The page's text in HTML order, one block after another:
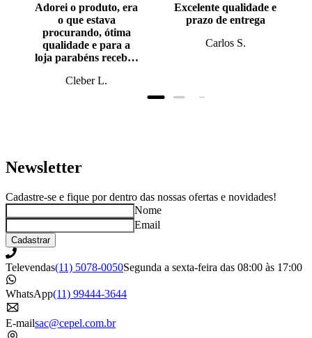
Adorei o produto, era
o que estava
procurando, ótima
qualidade e para a
loja parabéns recebi o
prazo, super bem
Cleber L.
Excelente qualidade e
prazo de entrega
Carlos S.
Newsletter
Cadastre-se e fique por dentro das nossas ofertas e novidades!
Nome
Email
Cadastrar
Televendas(11) 5078-0050Segunda a sexta-feira das 08:00 às 17:00
WhatsApp(11) 99444-3644
E-mailsac@cepel.com.br